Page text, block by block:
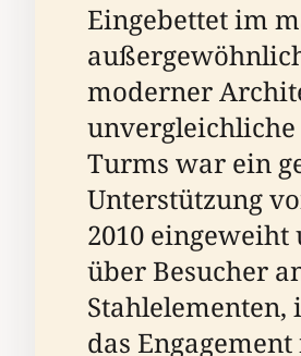
Eingebettet im
moderner
unvergleichliche
Turms war ein
Unterstützung
2010
über Besucher
das